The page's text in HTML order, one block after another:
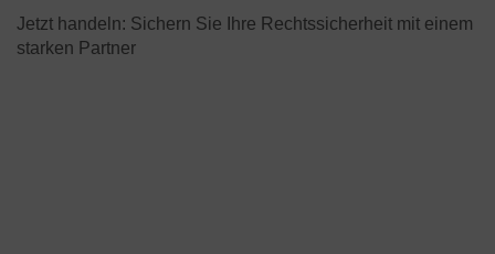
Jetzt handeln: Sichern Sie Ihre Rechtssicherheit mit einem
starken Partner